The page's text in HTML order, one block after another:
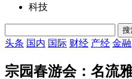
科技
头条 国内 国际 财经 产经 金融
宗园春游会：名流